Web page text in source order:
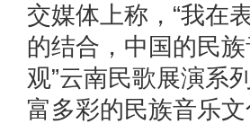
交媒体上称，“我在
的结合，中国的民
观”云南民歌展演系
富多彩的民族音乐